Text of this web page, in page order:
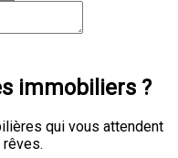
immobiliers ?
qui vous attendent